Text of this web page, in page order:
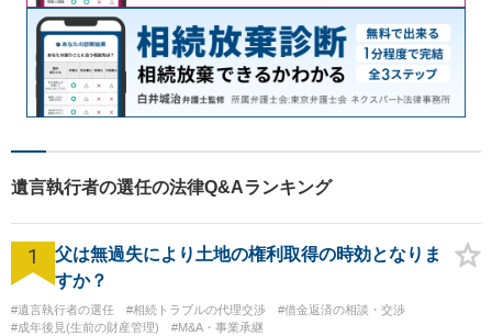
遺言執行者の選任の法律Q&Aランキング
1
父は無過失により土地の権利取得の時効となりま
すか？
#遺言執行者の選任 #相続トラブルの代理交渉
#借金返済の相談・交渉
#成年後見(生前の財産管理)
#M&A・事業承継